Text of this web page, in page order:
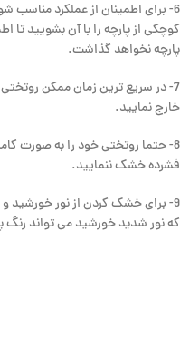
6- برای اطمینان از عملکرد
کوچکی از پارچه را با آن بشویید
پارچه نخواهد گذاشت.
7- در سریع ترین زمان ممکن
خارج نمایید.
8- حتما روتختی خود را به صورت
فشرده خشک ننمایید.
9- برای خشک کردن از نور خورشید
که نور شدید خورشید می تواند رنگ